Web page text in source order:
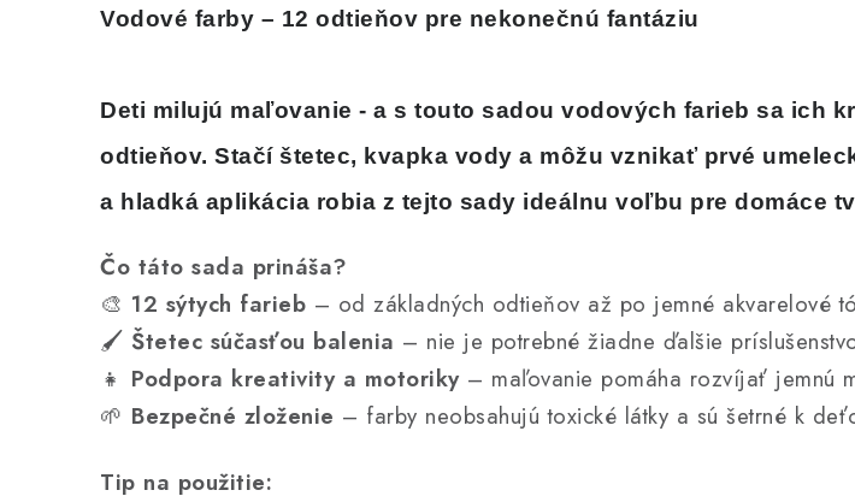
Vodové farby – 12 odtieňov pre nekonečnú fantáziu
Deti milujú maľovanie - a s touto sadou vodových farieb sa ich
odtieňov. Stačí štetec, kvapka vody a môžu vznikať prvé
a hladká aplikácia robia z tejto sady ideálnu voľbu pre domáce
Čo táto sada prináša?
🎨 12 sýtych farieb – od základných odtieňov až po jemné akvarelové
🖌 Štetec súčasťou balenia – nie je potrebné žiadne ďalšie
👧 Podpora kreativity a motoriky– maľovanie pomáha rozvíjať jemnú
🌱 Bezpečné zloženie – farby neobsahujú toxické látky a sú šetrné k
Tip na použitie: